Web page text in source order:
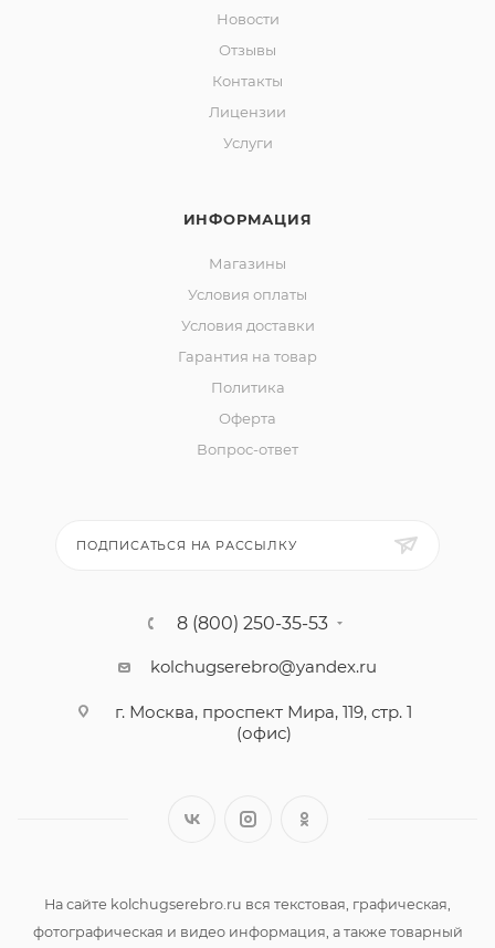
Новости
Отзывы
Контакты
Лицензии
Услуги
ИНФОРМАЦИЯ
Магазины
Условия оплаты
Условия доставки
Гарантия на товар
Политика
Оферта
Вопрос-ответ
ПОДПИСАТЬСЯ НА РАССЫЛКУ
8 (800) 250-35-53
kolchugserebro@yandex.ru
г. Москва, проспект Мира, 119, стр. 1
(офис)
На сайте kolchugserebro.ru вся текстовая, графическая,
фотографическая и видео информация, а также товарный